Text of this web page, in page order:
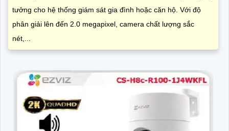
tưởng cho hệ thống giám sát gia đình hoặc căn hộ. Với độ
phân giải lên đến 2.0 megapixel, camera chất lượng sắc
nét,...